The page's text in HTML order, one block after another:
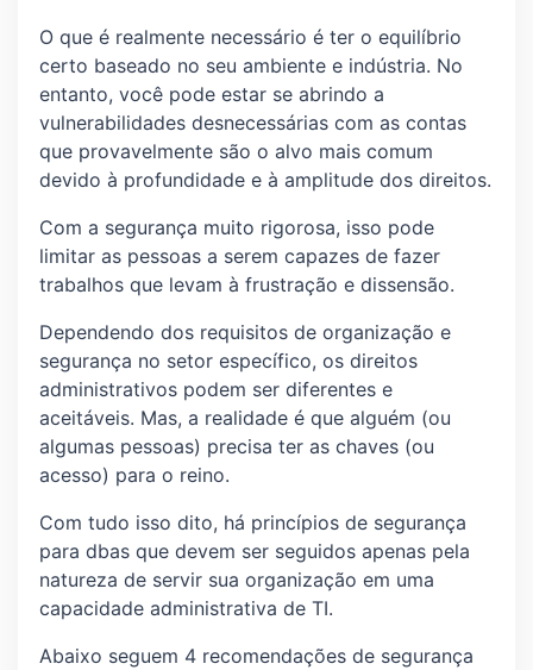
O que é realmente necessário é ter o equilíbrio
certo baseado no seu ambiente e indústria. No
entanto, você pode estar se abrindo a
vulnerabilidades desnecessárias com as contas
que provavelmente são o alvo mais comum
devido à profundidade e à amplitude dos direitos.
Com a segurança muito rigorosa, isso pode
limitar as pessoas a serem capazes de fazer
trabalhos que levam à frustração e dissensão.
Dependendo dos requisitos de organização e
segurança no setor específico, os direitos
administrativos podem ser diferentes e
aceitáveis. Mas, a realidade é que alguém (ou
algumas pessoas) precisa ter as chaves (ou
acesso) para o reino.
Com tudo isso dito, há princípios de segurança
para dbas que devem ser seguidos apenas pela
natureza de servir sua organização em uma
capacidade administrativa de TI.
Abaixo seguem 4 recomendações de segurança